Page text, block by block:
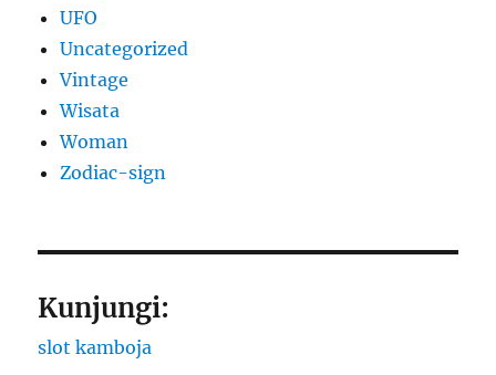
UFO
Uncategorized
Vintage
Wisata
Woman
Zodiac-sign
Kunjungi:
slot kamboja